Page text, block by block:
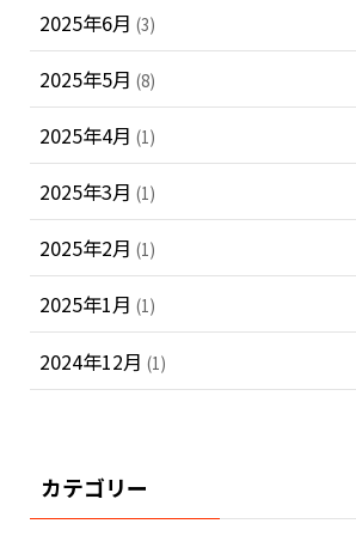
2025年6月 (3)
2025年5月 (8)
2025年4月 (1)
2025年3月 (1)
2025年2月 (1)
2025年1月 (1)
2024年12月 (1)
カテゴリー